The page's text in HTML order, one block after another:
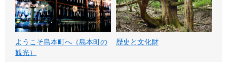
ようこそ島本町へ（島本町の
観光）
歴史と文化財